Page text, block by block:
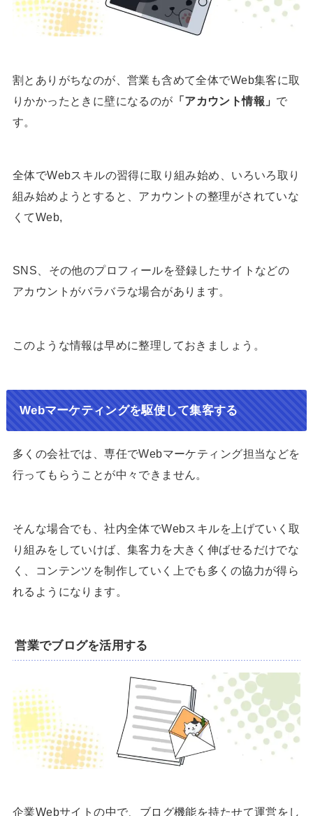
割とありがちなのが、営業も含めて全体でWeb集客に取
りかかったときに壁になるのが 「アカウント情報」 で
す。
全体でWebスキルの習得に取り組み始め、いろいろ取り
組み始めようとすると、アカウントの整理がされていな
くてWeb,
SNS、その他のプロフィールを登録したサイトなどの
アカウントがバラバラな場合があります。
このような情報は早めに整理しておきましょう。
Webマーケティングを駆使して集客する
多くの会社では、専任でWebマーケティング担当などを
行ってもらうことが中々できません。
そんな場合でも、社内全体でWebスキルを上げていく取
り組みをしていけば、集客力を大きく伸ばせるだけでな
く、コンテンツを制作していく上でも多くの協力が得ら
れるようになります。
営業でブログを活用する
企業Webサイトの中で、ブログ機能を持たせて運営をし